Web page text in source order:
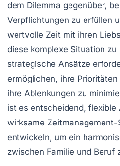
dem Dilemma gegenüber,
Verpflichtungen zu erfüllen
wertvolle Zeit mit ihren
diese komplexe Situation zu
strategische Ansätze
ermöglichen, ihre Prioritäten
ihre Ablenkungen zu
ist es entscheidend, flexible
wirksame Zeitmanagement-
entwickeln, um ein
zwischen Familie und Beruf